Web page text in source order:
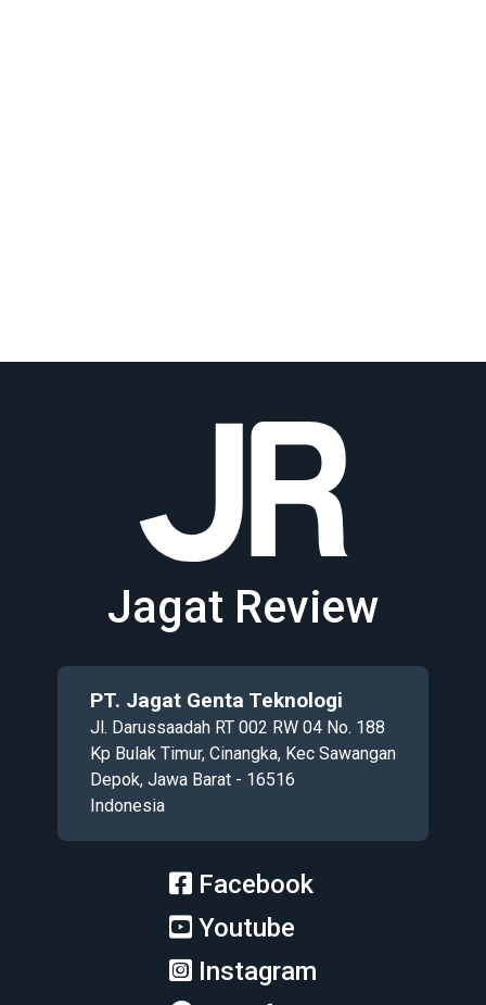
Jagat Review
PT. Jagat Genta Teknologi
Jl. Darussaadah RT 002 RW 04 No. 188
Kp Bulak Timur, Cinangka, Kec Sawangan
Depok, Jawa Barat - 16516
Indonesia
Facebook
Youtube
Instagram